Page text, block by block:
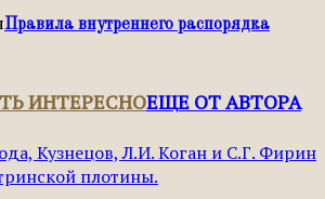
Правила внутреннего распорядка
ИНТЕРЕСНОЕЩЕ ОТ АВТОРА